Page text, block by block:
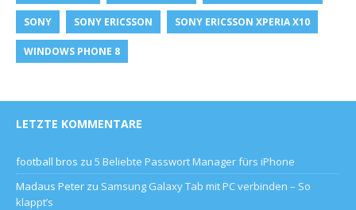
SONY SONY ERICSSON SONY ERICSSON XPERIA X10
WINDOWS PHONE 8
LETZTE KOMMENTARE
football bros zu 5 Beliebte Passwort Manager fürs iPhone
Madaus Peter zu Samsung Galaxy Tab mit PC verbinden – So
klappt’s